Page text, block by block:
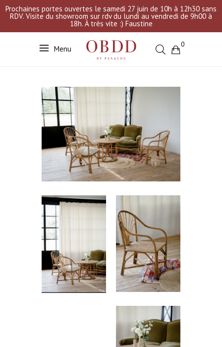
Prochaines portes ouvertes le samedi 27 juin de 10h à 12h30 sans
RDV. Visite du showroom sur rdv du lundi au vendredi de 9h00 à
18h. À très vite :) Faustine
Menu
0